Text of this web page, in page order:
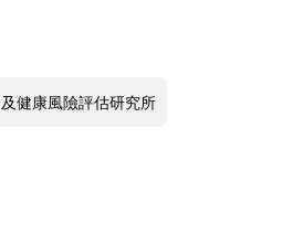
健康風險評估研究所